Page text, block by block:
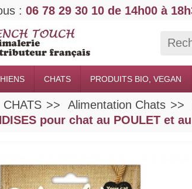
: 06 78 29 30 10 de 14h00 à
CHATS PRODUITS BIO, VEGAN
CHATS Alimentation Chats
pour chat au POULET et